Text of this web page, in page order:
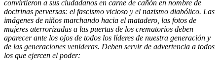
convirtieron a sus ciudadanos en carne de cañón en nombre de
doctrinas perversas: el fascismo vicioso y el nazismo diabólico. Las
imágenes de niños marchando hacia el matadero, las fotos de
mujeres aterrorizadas a las puertas de los crematorios deben
aparecer ante los ojos de todos los líderes de nuestra generación y
de las generaciones venideras. Deben servir de advertencia a todos
los que ejercen el poder: